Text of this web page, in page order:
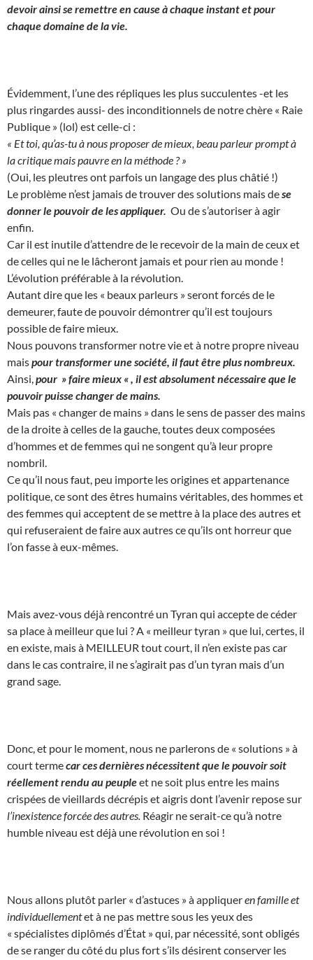
devoir ainsi se remettre en cause à chaque instant et pour
chaque domaine de la vie.
Évidemment, l’une des répliques les plus succulentes -et les
plus ringardes aussi- des inconditionnels de notre chère « Raie
Publique » (lol) est celle-ci :
« Et toi, qu’as-tu à nous proposer de mieux, beau parleur prompt à
la critique mais pauvre en la méthode ? »
(Oui, les pleutres ont parfois un langage des plus châtié !)
Le problème n’est jamais de trouver des solutions mais dese
donner le pouvoir de les appliquer. Ou de s’autoriser à agir
enfin.
Car il est inutile d’attendre de le recevoir de la main de ceux et
de celles qui ne le lâcheront jamais et pour rien au monde !
L’évolution préférable à la révolution.
Autant dire que les « beaux parleurs » seront forcés de le
demeurer, faute de pouvoir démontrer qu’il est toujours
possible de faire mieux.
Nous pouvons transformer notre vie et à notre propre niveau
maispour transformer une société, il faut être plus nombreux.
Ainsi, pour » faire mieux « , il est absolument nécessaire que le
pouvoir puisse changer de mains.
Mais pas « changer de mains » dans le sens de passer des mains
de la droite à celles de la gauche, toutes deux composées
d’hommes et de femmes qui ne songent qu’à leur propre
nombril.
Ce qu’il nous faut, peu importe les origines et appartenance
politique, ce sont des êtres humains véritables, des hommes et
des femmes qui acceptent de se mettre à la place des autres et
qui refuseraient de faire aux autres ce qu’ils ont horreur que
l’on fasse à eux-mêmes.
Mais avez-vous déjà rencontré un Tyran qui accepte de céder
sa place à meilleur que lui ? A « meilleur tyran » que lui, certes, il
en existe, mais à MEILLEUR tout court, il n’en existe pas car
dans le cas contraire, il ne s’agirait pas d’un tyran mais d’un
grand sage.
Donc, et pour le moment, nous ne parlerons de « solutions » à
court termecar ces dernières nécessitent que le pouvoir soit
réellement rendu au peupleet ne soit plus entre les mains
crispées de vieillards décrépis et aigris dont l’avenir repose sur
l’inexistence forcée des autres. Réagir ne serait-ce qu’à notre
humble niveau est déjà une révolution en soi !
Nous allons plutôt parler « d’astuces » à appliqueren famille et
individuellementet à ne pas mettre sous les yeux des
« spécialistes diplômés d’État » qui, par nécessité, sont obligés
de se ranger du côté du plus fort s’ils désirent conserver les